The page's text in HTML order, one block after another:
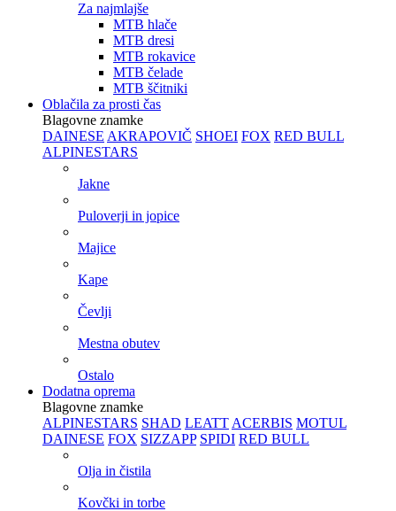
Za najmlajše
MTB hlače
MTB dresi
MTB rokavice
MTB čelade
MTB ščitniki
Oblačila za prosti čas
Blagovne znamke
DAINESE AKRAPOVIČ SHOEI FOX RED BULL
ALPINESTARS
Jakne
Puloverji in jopice
Majice
Kape
Čevlji
Mestna obutev
Ostalo
Dodatna oprema
Blagovne znamke
ALPINESTARS SHAD LEATT ACERBIS MOTUL
DAINESE FOX SIZZAPP SPIDI RED BULL
Olja in čistila
Kovčki in torbe